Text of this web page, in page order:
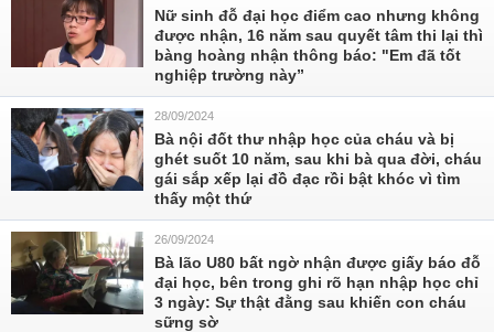
Nữ sinh đỗ đại học điểm cao nhưng không
được nhận, 16 năm sau quyết tâm thi lại thì
bàng hoàng nhận thông báo: "Em đã tốt
nghiệp trường này”
28/09/2024
Bà nội đốt thư nhập học của cháu và bị
ghét suốt 10 năm, sau khi bà qua đời, cháu
gái sắp xếp lại đồ đạc rồi bật khóc vì tìm
thấy một thứ
26/09/2024
Bà lão U80 bất ngờ nhận được giấy báo đỗ
đại học, bên trong ghi rõ hạn nhập học chỉ
3 ngày: Sự thật đằng sau khiến con cháu
sững sờ